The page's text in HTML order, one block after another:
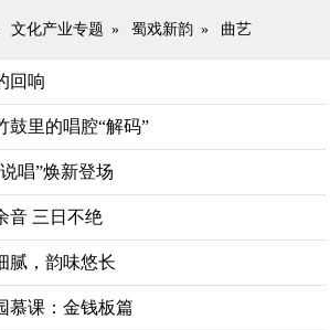
文化产业专题 » 蜀戏新韵 » 曲艺
回响
鼓里的唱腔“解码”
唱”焕新登场
音 三日不绝
腻，韵味悠长
慕课：金钱板篇